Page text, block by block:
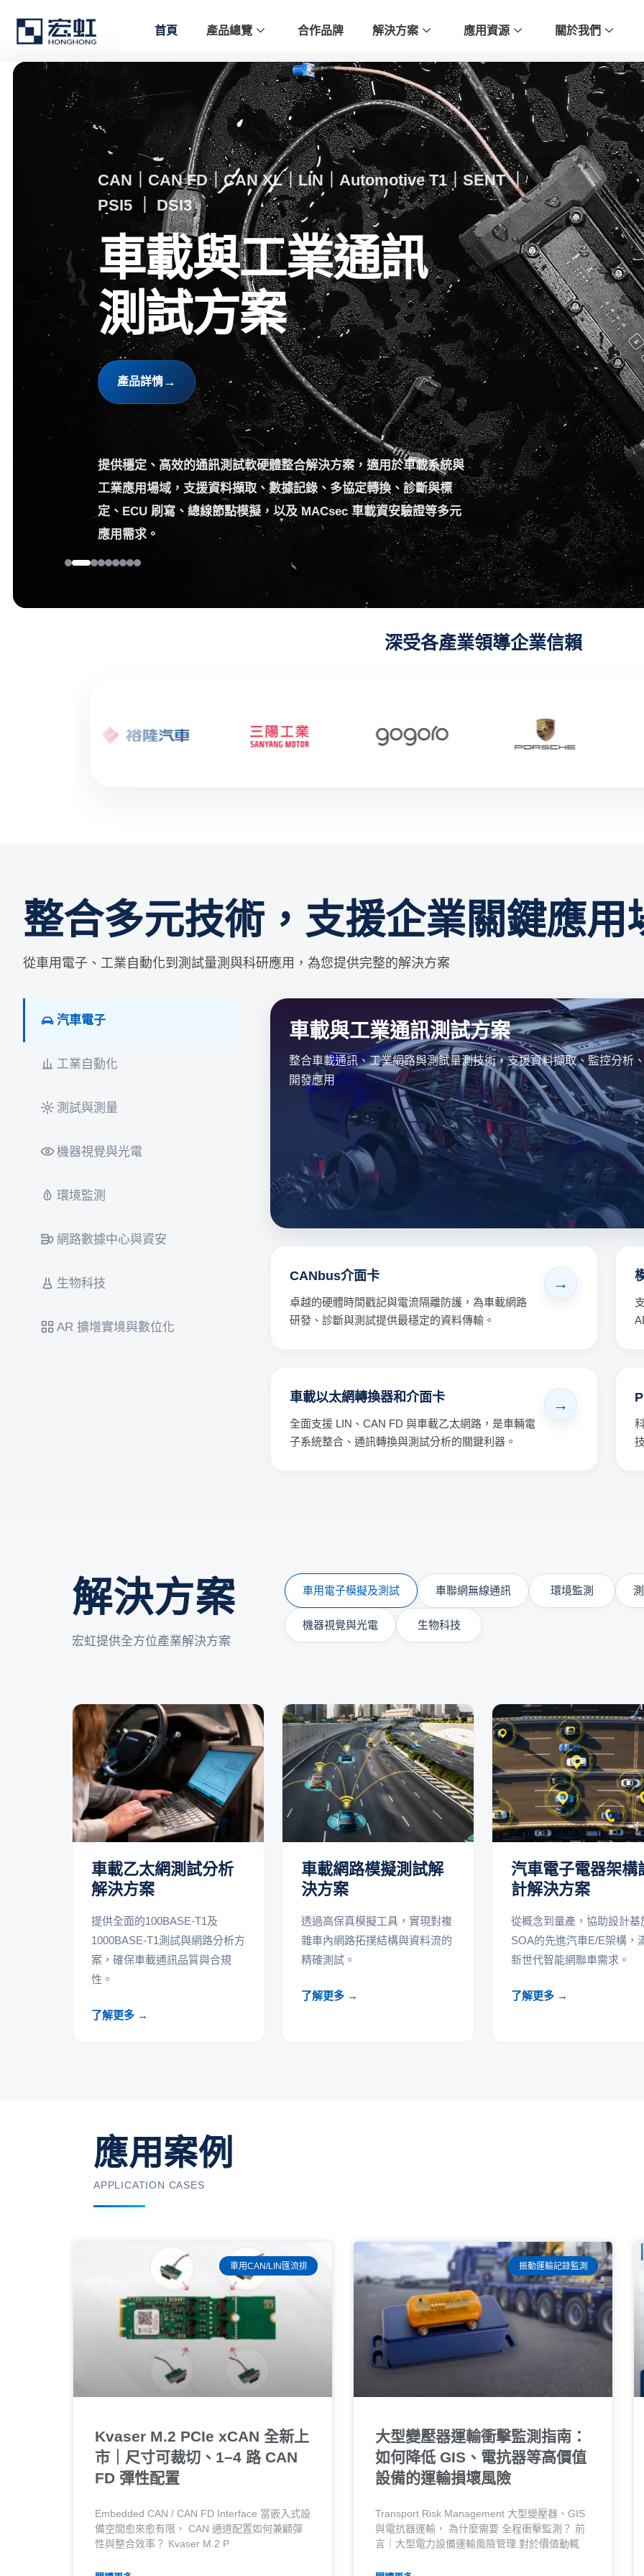
首頁 產品總覽 合作品牌 解決方案 應用資源 關於我們
CAN｜CAN FD｜CAN XL｜LIN｜Automotive T1｜SENT ｜
PSI5 ｜ DSI3
車載與工業通訊
測試方案
產品詳情→
提供穩定、高效的通訊測試軟硬體整合解決方案，適用於車載系統與
工業應用場域，支援資料擷取、數據記錄、多協定轉換、診斷與標
定、ECU 刷寫、總線節點模擬，以及 MACsec 車載資安驗證等多元
應用需求。
深受各產業領導企業信賴
整合多元技術，支援企業關鍵應用
從車用電子、工業自動化到測試量測與科研應用，為您提供完整的解決方案
汽車電子
工業自動化
測試與測量
機器視覺與光電
環境監測
網路數據中心與資安
生物科技
AR 擴增實境與數位化
車載與工業通訊測試方案
整合車載通訊、工業網路與測試量測技術，支援資料擷取、監控分析
開發應用
CANbus介面卡
卓越的硬體時間戳記與電流隔離防護，為車載網路
研發、診斷與測試提供最穩定的資料傳輸。
車載以太網轉換器和介面卡
全面支援 LIN、CAN FD 與車載乙太網路，是車輛電
子系統整合、通訊轉換與測試分析的關鍵利器。
解決方案
宏虹提供全方位產業解決方案
車用電子模擬及測試 車聯網無線通訊 環境監測
機器視覺與光電 生物科技
車載乙太網測試分析
解決方案
提供全面的100BASE-T1及
1000BASE-T1測試與網路分析方
案，確保車載通訊品質與合規
性。
了解更多 →
車載網路模擬測試解
決方案
透過高保真模擬工具，實現對複
雜車內網路拓撲結構與資料流的
精確測試。
了解更多 →
汽車電子電器架構
計解決方案
從概念到量產，協助設計基
SOA的先進汽車E/E架構，
新世代智能網聯車需求。
了解更多 →
應用案例
APPLICATION CASES
車用CAN/LIN匯流排
Kvaser M.2 PCIe xCAN 全新上
市｜尺寸可裁切、1–4 路 CAN
FD 彈性配置
Embedded CAN / CAN FD Interface 當嵌入式設
備空間愈來愈有限， CAN 通道配置如何兼顧彈
性與整合效率？ Kvaser M.2 P
振動運輸記錄監測
大型變壓器運輸衝擊監測指南：
如何降低 GIS、電抗器等高價值
設備的運輸損壞風險
Transport Risk Management 大型變壓器、GIS
與電抗器運輸， 為什麼需要 全程衝擊監測？ 前
言｜大型電力設備運輸風險管理 對於價值動輒